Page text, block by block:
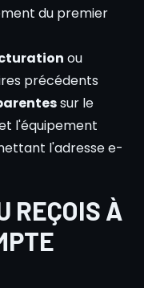
du premier
ou
précédents
sur le
l'équipement
l'adresse e-
REÇOIS À